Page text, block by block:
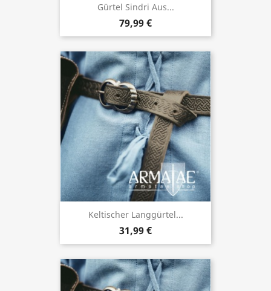
Gürtel Sindri Aus...
79,99 €
Keltischer Langgürtel...
31,99 €